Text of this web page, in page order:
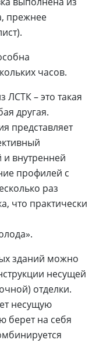
прежнее
часов.
ЛСТК – это такая
другая.
представляет
внутренней
профилей с
раз
что практически
зданий можно
несущей
отделки.
несущую
берет на себя